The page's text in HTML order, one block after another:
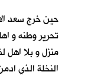
حين خرج سعد
تحرير وطنه و
منزل و بلا اهل
النخلة الذي